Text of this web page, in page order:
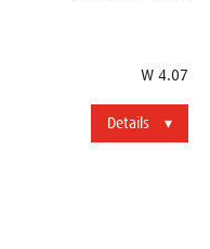
W 4.07
Details